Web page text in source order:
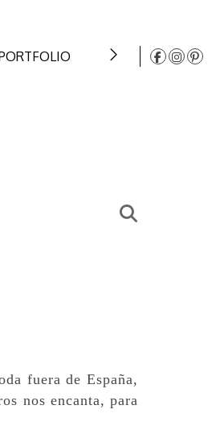
INSTAGRAM
fuera de España,
nos encanta, para